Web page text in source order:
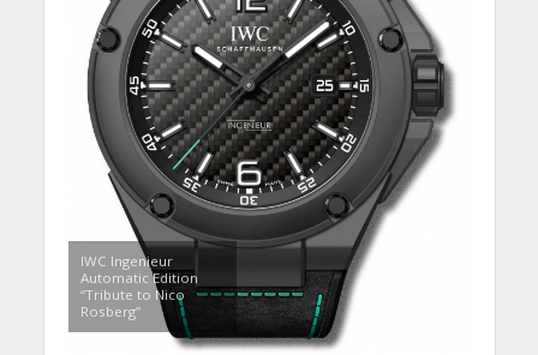
IWC Ingenieur
Automatic Edition
“Tribute to Nico
Rosberg”